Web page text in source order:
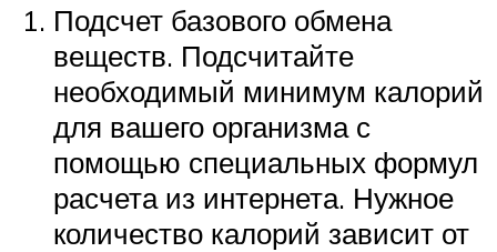
Подсчет базового обмена
веществ. Подсчитайте
необходимый минимум калорий
для вашего организма с
помощью специальных формул
расчета из интернета. Нужное
количество калорий зависит от